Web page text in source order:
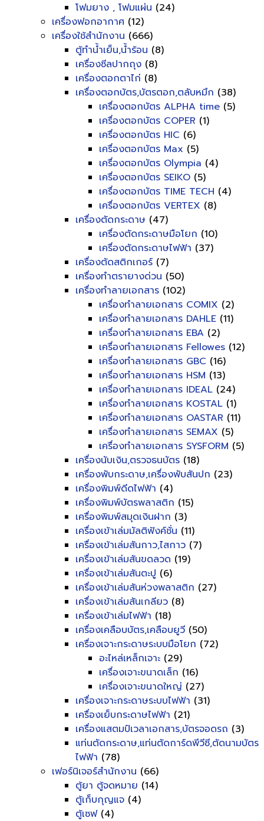
โฟมยาง , โฟมแผ่น (24)
เครื่องฟอกอากาศ (12)
เครื่องใช้สำนักงาน (666)
ตู้ทำน้ำเย็น,น้ำร้อน (8)
เครื่องซีลปากถุง (8)
เครื่องตอกตาไก่ (8)
เครื่องตอกบัตร,บัตรตอก,ตลับหมึก (38)
เครื่องตอกบัตร ALPHA time (5)
เครื่องตอกบัตร COPER (1)
เครื่องตอกบัตร HIC (6)
เครื่องตอกบัตร Max (5)
เครื่องตอกบัตร Olympia (4)
เครื่องตอกบัตร SEIKO (5)
เครื่องตอกบัตร TIME TECH (4)
เครื่องตอกบัตร VERTEX (8)
เครื่องตัดกระดาษ (47)
เครื่องตัดกระดาษมือโยก (10)
เครื่องตัดกระดาษไฟฟ้า (37)
เครื่องตัดสติกเกอร์ (7)
เครื่องทำตรายางด่วน (50)
เครื่องทำลายเอกสาร (102)
เครื่องทำลายเอกสาร COMIX (2)
เครื่องทำลายเอกสาร DAHLE (11)
เครื่องทำลายเอกสาร EBA (2)
เครื่องทำลายเอกสาร Fellowes (12)
เครื่องทำลายเอกสาร GBC (16)
เครื่องทำลายเอกสาร HSM (13)
เครื่องทำลายเอกสาร IDEAL (24)
เครื่องทำลายเอกสาร KOSTAL (1)
เครื่องทำลายเอกสาร OASTAR (11)
เครื่องทำลายเอกสาร SEMAX (5)
เครื่องทำลายเอกสาร SYSFORM (5)
เครื่องนับเงิน,ตรวจธนบัตร (18)
เครื่องพับกระดาษ,เครื่องพับสันปก (23)
เครื่องพิมพ์ดีดไฟฟ้า (4)
เครื่องพิมพ์บัตรพลาสติก (15)
เครื่องพิมพ์สมุดเงินฝาก (3)
เครื่องเข้าเล่มมัลติฟังค์ชั่น (11)
เครื่องเข้าเล่มสันกาว,ไสกาว (7)
เครื่องเข้าเล่มสันขดลวด (19)
เครื่องเข้าเล่มสันตะปู (6)
เครื่องเข้าเล่มสันห่วงพลาสติก (27)
เครื่องเข้าเล่มสันเกลียว (8)
เครื่องเข้าเล่มไฟฟ้า (18)
เครื่องเคลือบบัตร,เคลือบยูวี (50)
เครื่องเจาะกระดาษระบบมือโยก (72)
อะไหล่เหล็กเจาะ (29)
เครื่องเจาะขนาดเล็ก (16)
เครื่องเจาะขนาดใหญ่ (27)
เครื่องเจาะกระดาษระบบไฟฟ้า (31)
เครื่องเย็บกระดาษไฟฟ้า (21)
เครื่องแสตมป์เวลาเอกสาร,บัตรจอดรถ (3)
แท่นตัดกระดาษ,แท่นตัดการ์ดพีวีซี,ตัดนามบัตร
ไฟฟ้า (78)
เฟอร์นิเจอร์สำนักงาน (66)
ตู้ยา ตู้จดหมาย (14)
ตู้เก็บกุญแจ (4)
ตู้เซฟ(4)